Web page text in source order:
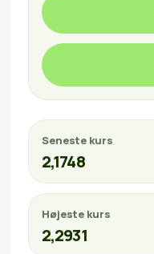
Seneste kurs
2,1748
Højeste kurs
2,2931